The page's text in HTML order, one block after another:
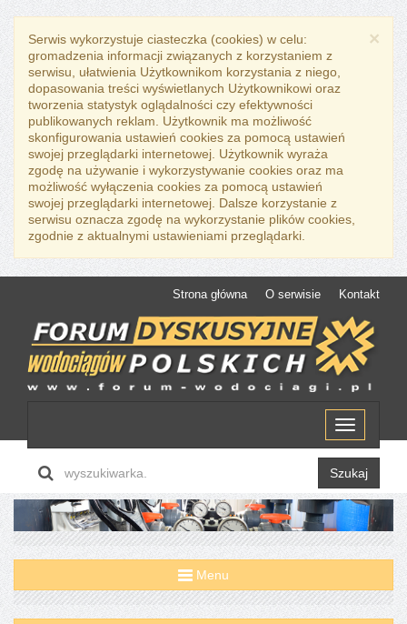
×
Serwis wykorzystuje ciasteczka (cookies) w celu:
gromadzenia informacji związanych z korzystaniem z
serwisu, ułatwienia Użytkownikom korzystania z niego,
dopasowania treści wyświetlanych Użytkownikowi oraz
tworzenia statystyk oglądalności czy efektywności
publikowanych reklam. Użytkownik ma możliwość
skonfigurowania ustawień cookies za pomocą ustawień
swojej przeglądarki internetowej. Użytkownik wyraża
zgodę na używanie i wykorzystywanie cookies oraz ma
możliwość wyłączenia cookies za pomocą ustawień
swojej przeglądarki internetowej. Dalsze korzystanie z
serwisu oznacza zgodę na wykorzystanie plików cookies,
zgodnie z aktualnymi ustawieniami przeglądarki.
Strona główna O serwisie Kontakt
Menu
Szukaj
Menu